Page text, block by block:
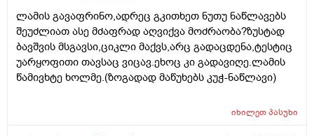
ლამის გავაფრინო,ადრეც გკითხეთ ნუთუ ნაწლავებს
შეუძლიათ ასე მძაფრად აღვიქვა მოძრაობა?ზუსტად
ბავშვის მსგავსი,ციკლი მაქვს,არც გადაცდენა,ტესტიც
უარყოფითი თავსაც ვიცავ.ეხოც კი გადავიღე.ლამის
წამივხტე ხოლმე.(ზოგადად მაწუხებს კუჭ-ნაწლავი)
იხილეთპასუხი